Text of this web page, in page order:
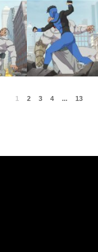
1 2 3 4 ... 13